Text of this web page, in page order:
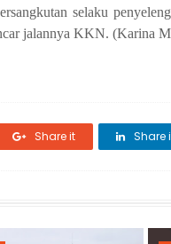
selaku
jalannya KKN. (Karina
Share it Share